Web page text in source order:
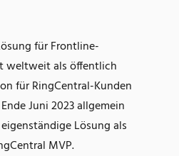
für Frontline-
weltweit als öffentlich
für RingCentral-Kunden
Juni 2023 allgemein
Lösung als
MVP.